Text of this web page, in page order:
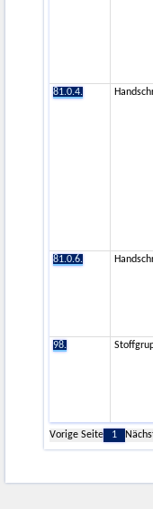
81.0.4.
81.0.6.
98.
Vorige Seite
1